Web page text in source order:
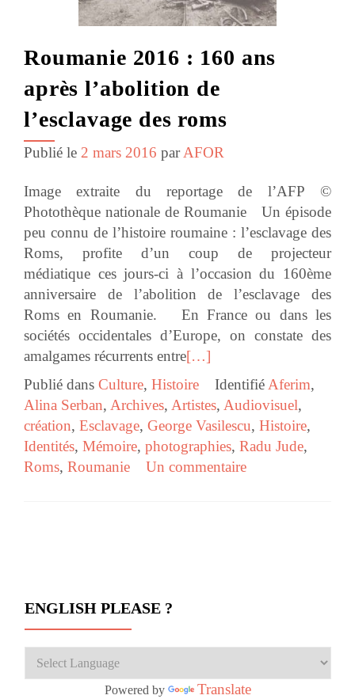
Roumanie 2016 : 160 ans
après l’abolition de
l’esclavage des roms
Publié le 2 mars 2016 parAFOR
Image extraite du reportage de l’AFP ©
Photothèque nationale de Roumanie Un épisode
peu connu de l’histoire roumaine : l’esclavage des
Roms, profite d’un coup de projecteur
médiatique ces jours-ci à l’occasion du 160ème
anniversaire de l’abolition de l’esclavage des
Roms en Roumanie. En France ou dans les
sociétés occidentales d’Europe, on constate des
amalgames récurrents entre[…]
Publié dans Culture, Histoire Identifié Aferim,
Alina Serban, Archives, Artistes, Audiovisuel,
création, Esclavage, George Vasilescu, Histoire,
Identités, Mémoire, photographies, Radu Jude,
Roms, Roumanie Un commentaire
ENGLISH PLEASE ?
Powered by Translate